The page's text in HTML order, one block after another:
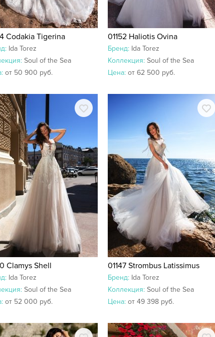
Codakia Tigerina
Ida Torez
Soul of the Sea
от 50 900 руб.
01152 Haliotis Ovina
Бренд: Ida Torez
Коллекция: Soul of the Sea
Цена: от 62 500 руб.
Clamys Shell
Ida Torez
Soul of the Sea
от 52 000 руб.
01147 Strombus Latissimus
Бренд: Ida Torez
Коллекция: Soul of the Sea
Цена: от 49 398 руб.